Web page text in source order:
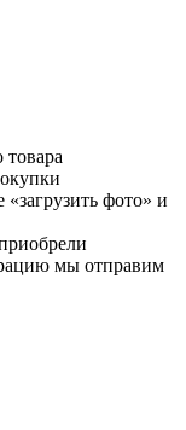
фото» и
мы отправим